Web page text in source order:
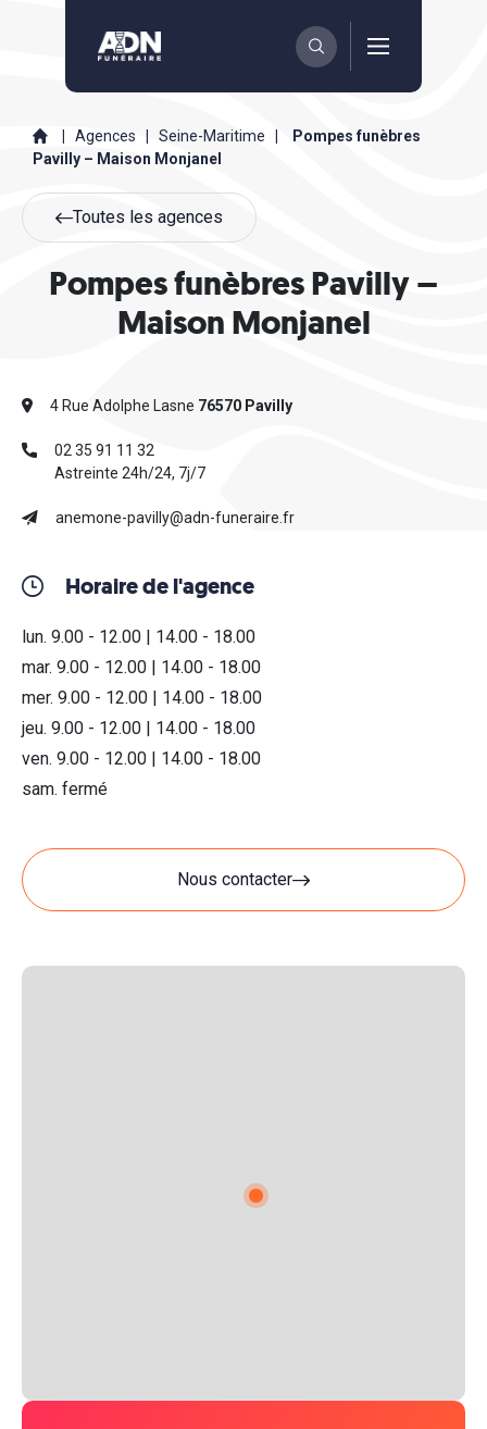
Agences Seine-Maritime
Pompes funèbres
Pavilly – Maison Monjanel
Toutes les agences
Pompes funèbres Pavilly –
Maison Monjanel
4 Rue Adolphe Lasne 76570 Pavilly
02 35 91 11 32
Astreinte 24h/24, 7j/7
anemone-pavilly@adn-funeraire.fr
Horaire de l'agence
lun. 9.00 - 12.00 | 14.00 - 18.00
mar. 9.00 - 12.00 | 14.00 - 18.00
mer. 9.00 - 12.00 | 14.00 - 18.00
jeu. 9.00 - 12.00 | 14.00 - 18.00
ven. 9.00 - 12.00 | 14.00 - 18.00
sam. fermé
Nous contacter